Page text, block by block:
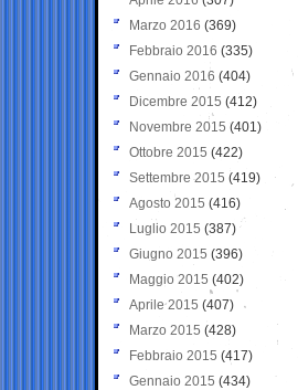
Marzo 2016 (369)
Febbraio 2016 (335)
Gennaio 2016 (404)
Dicembre 2015 (412)
Novembre 2015 (401)
Ottobre 2015 (422)
Settembre 2015 (419)
Agosto 2015 (416)
Luglio 2015 (387)
Giugno 2015 (396)
Maggio 2015 (402)
Aprile 2015 (407)
Marzo 2015 (428)
Febbraio 2015 (417)
Gennaio 2015 (434)